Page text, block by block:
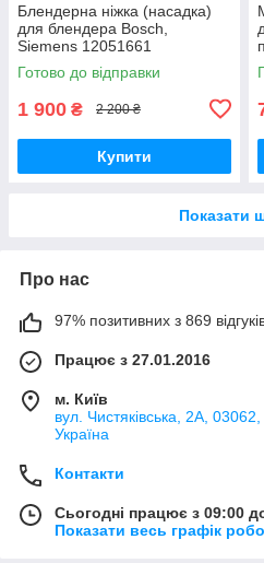
Блендерна ніжка (насадка)
для блендера Bosch,
Siemens 12051661
(12041975)
Готово до відправки
1 900 ₴ 2 200 ₴
Купити
Показати
Про нас
97% позитивних з 869
Працює з 27.01.2016
м. Київ
вул. Чистяківська, 2А, 03062,
Україна
Контакти
Сьогодні працює з 09:00
Показати весь графік